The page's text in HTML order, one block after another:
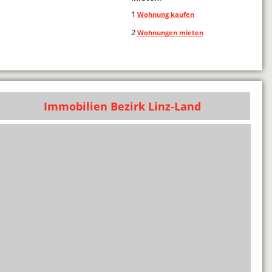
1 Wohnung kaufen
2 Wohnungen mieten
Immobilien Bezirk Linz-Land